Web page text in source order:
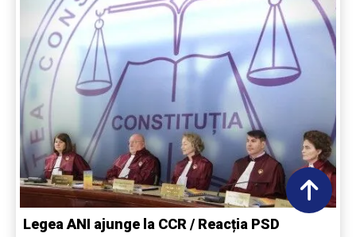
Legea ANI ajunge la CCR / Reacția PSD